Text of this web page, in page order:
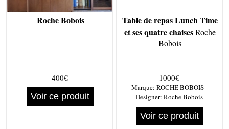
Roche Bobois
400€
Voir ce produit
Table de repas Lunch Time
et ses quatre chaisesRoche
Bobois
1000€
Marque: ROCHE BOBOIS|
Designer: Roche Bobois
Voir ce produit